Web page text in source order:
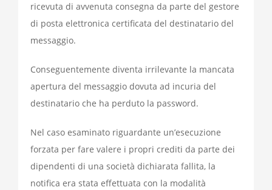
ricevuta di avvenuta consegna da parte del gestore
di posta elettronica certificata del destinatario del
messaggio.
Conseguentemente diventa irrilevante la mancata
apertura del messaggio dovuta ad incuria del
destinatario che ha perduto la password.
Nel caso esaminato riguardante un’esecuzione
forzata per fare valere i propri crediti da parte dei
dipendenti di una società dichiarata fallita, la
notifica era stata effettuata con la modalità